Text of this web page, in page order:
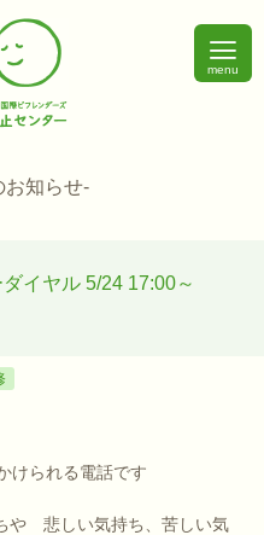
menu
お知らせ-
イヤル 5/24 17:00～
られる電話です
や 悲しい気持ち、苦しい気